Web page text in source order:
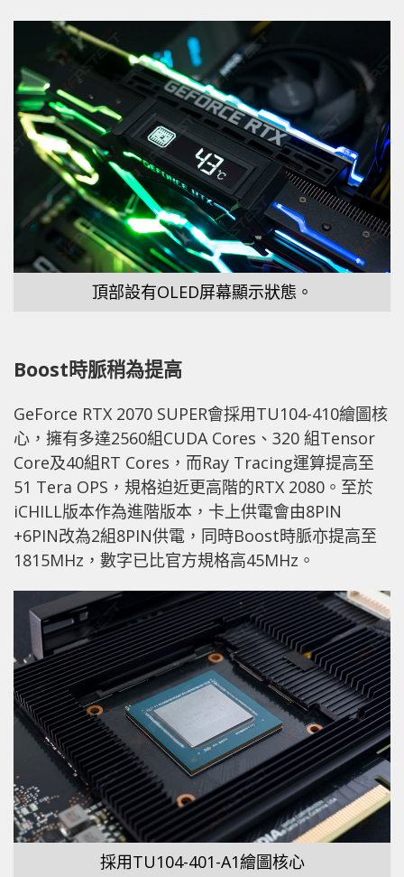
頂部設有OLED屏幕顯示狀態。
Boost時脈稍為提高
GeForce RTX 2070 SUPER會採用TU104-410繪圖核
心，擁有多達2560組CUDA Cores、320 組Tensor
Core及40組RT Cores，而Ray Tracing運算提高至
51 Tera OPS，規格迫近更高階的RTX 2080。至於
iCHILL版本作為進階版本，卡上供電會由8PIN
+6PIN改為2組8PIN供電，同時Boost時脈亦提高至
1815MHz，數字已比官方規格高45MHz。
採用TU104-401-A1繪圖核心